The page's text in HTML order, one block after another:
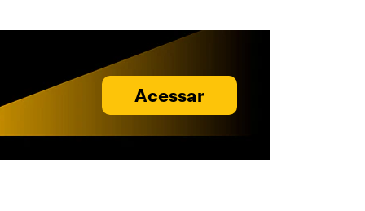
Acessar